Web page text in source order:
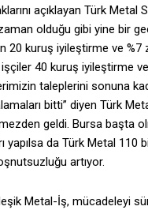
açıklayan Türk Metal
olduğu gibi yine bir
20 kuruş iyileştirme ve
40 kuruş iyileştirme
taleplerini sonuna
bitti” diyen Türk
geldi. Bursa başta
yapılsa da Türk Metal 110
artıyor.
Metal-İş, mücadeleyi